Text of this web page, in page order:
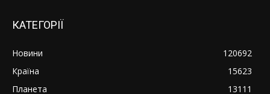
КАТЕГОРІЇ
Новини
120692
Країна
15623
Планета
13111